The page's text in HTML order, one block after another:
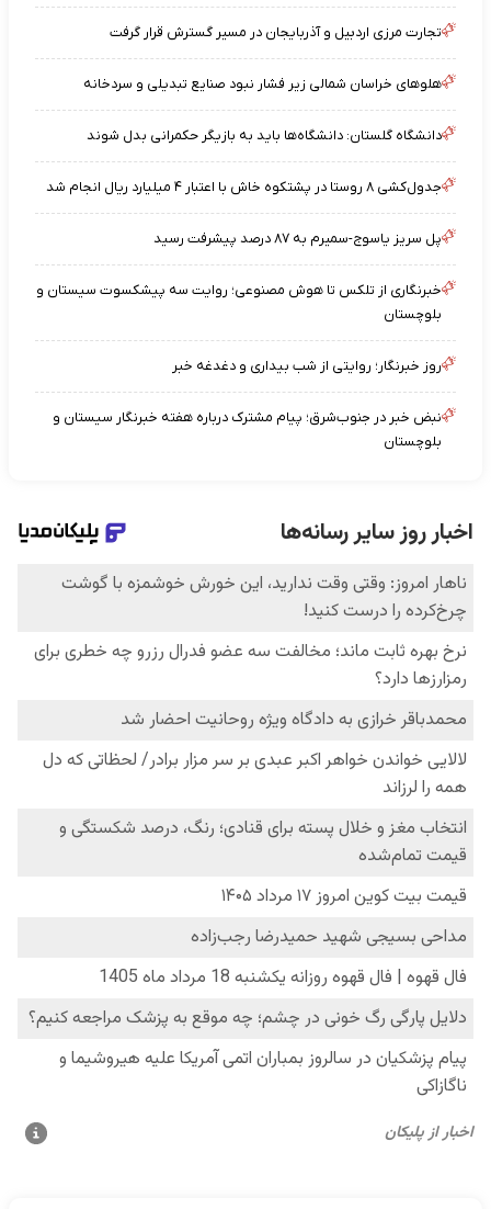
تجارت مرزی اردبیل و آذربایجان در مسیر گسترش قرار گرفت
هلوهای خراسان شمالی زیر فشار نبود صنایع تبدیلی و سردخانه
دانشگاه گلستان: دانشگاه‌ها باید به بازیگر حکمرانی بدل شوند
جدول‌کشی ۸ روستا در پشتکوه خاش با اعتبار ۴ میلیارد ریال انجام شد
پل سریز یاسوج-سمیرم به ۸۷ درصد پیشرفت رسید
خبرنگاری از تلکس تا هوش مصنوعی؛ روایت سه پیشکسوت سیستان و
بلوچستان
روز خبرنگار؛ روایتی از شب‌ بیداری و دغدغه خبر
نبض خبر در جنوب‌شرق؛ پیام مشترک درباره هفته خبرنگار سیستان‌ و
بلوچستان